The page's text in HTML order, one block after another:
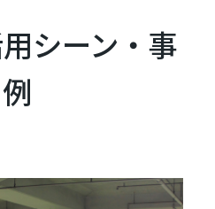
シーン・事
例